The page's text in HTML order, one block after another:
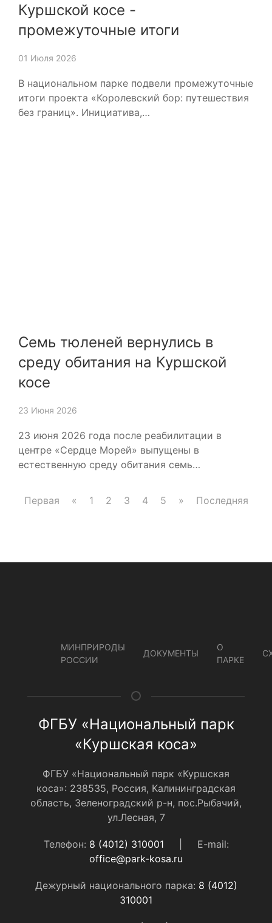
Куршской косе -
промежуточные итоги
01 Июля 2026
В национальном парке подвели промежуточные
итоги проекта «Королевский бор: путешествия
без границ». Инициатива,…
Семь тюленей вернулись в
среду обитания на Куршской
косе
23 Июня 2026
23 июня 2026 года после реабилитации в
центре «Сердце Морей» выпущены в
естественную среду обитания семь…
Первая « 1 2 3 4 5 » Последняя
МИНПРИРОДЫ
РОССИИ
ДОКУМЕНТЫ
О
ПАРКЕ
ФГБУ «Национальный парк
«Куршская коса»
ФГБУ «Национальный парк «Куршская
коса»: 238535, Россия, Калининградская
область, Зеленоградский р-н, пос.Рыбачий,
ул.Лесная, 7
Телефон: 8 (4012) 310001
E-mail:
office@park-kosa.ru
Дежурный национального парка: 8 (4012)
310001